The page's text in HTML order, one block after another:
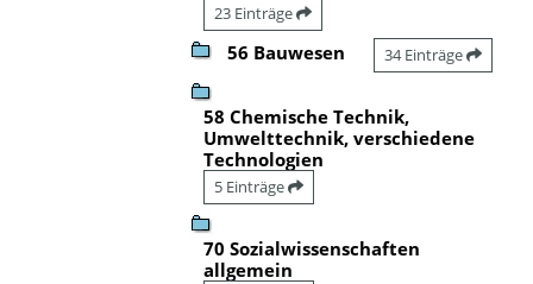
23 Einträge
56 Bauwesen 34 Einträge
58 Chemische Technik,
Umwelttechnik, verschiedene
Technologien
5 Einträge
70 Sozialwissenschaften
allgemein